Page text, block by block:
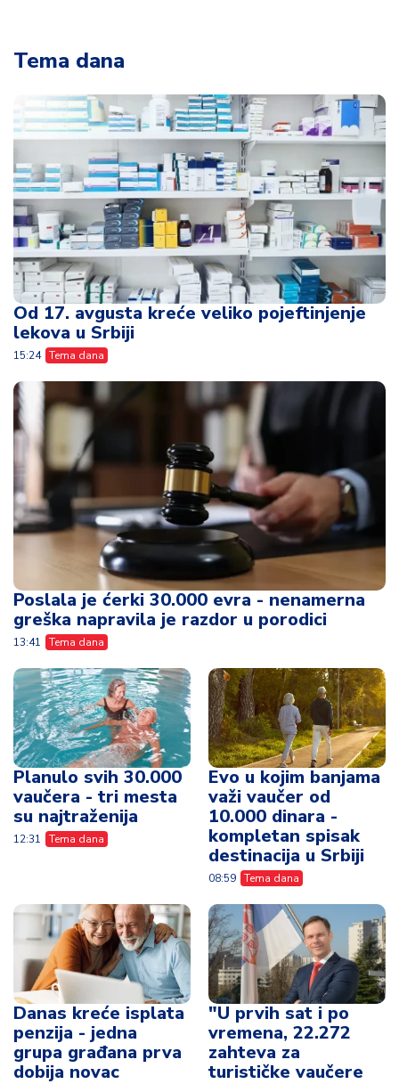
Tema dana
Od 17. avgusta kreće veliko pojeftinjenje
lekova u Srbiji
15:24 Tema dana
Poslala je ćerki 30.000 evra - nenamerna
greška napravila je razdor u porodici
13:41 Tema dana
Planulo svih 30.000
vaučera - tri mesta
su najtraženija
12:31 Tema dana
Evo u kojim banjama
važi vaučer od
10.000 dinara -
kompletan spisak
destinacija u Srbiji
08:59 Tema dana
Danas kreće isplata
penzija - jedna
grupa građana prva
dobija novac
"U prvih sat i po
vremena, 22.272
zahteva za
turističke vaučere